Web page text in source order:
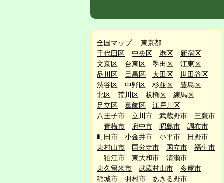
全国マップ
東京都
千代田区
中央区 港区
新宿区
文京区
台東区 墨田区
江東区
品川区
目黒区 大田区
世田谷区
渋谷区
中野区 杉並区
豊島区
北区
荒川区 板橋区
練馬区
足立区
葛飾区
江戸川区
八王子市
立川市 武蔵野市
三鷹市
青梅市
府中市 昭島市
調布市
町田市
小金井市 小平市
日野市
東村山市
国分寺市 国立市
福生市
狛江市
東大和市
清瀬市
東久留米市
武蔵村山市
多摩市
稲城市
羽村市
あきる野市